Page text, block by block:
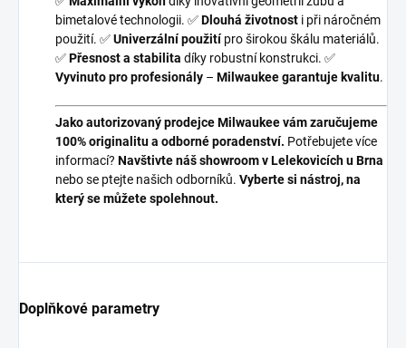
bimetalové technologii. ✅Dlouhá životnost i při náročném
použití. ✅Univerzální použitípro širokou škálu materiálů.
✅Přesnost a stabilita díky robustní konstrukci. ✅
Vyvinuto pro profesionály – Milwaukee garantuje kvalitu.
Jako autorizovaný prodejce Milwaukee vám zaručujeme
100% originalitu a odborné poradenství. Potřebujete více
informací? Navštivte náš showroom v Lelekovicích u Brna
nebo se ptejte našich odborníků. Vyberte si nástroj, na
který se můžete spolehnout.
Doplňkové parametry